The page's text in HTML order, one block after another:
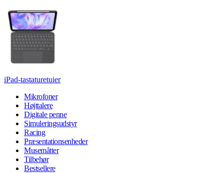
iPad-tastaturetuier
Mikrofoner
Højttalere
Digitale penne
Simuleringsudstyr
Racing
Præsentationsenheder
Musemåtter
Tilbehør
Bestsellere